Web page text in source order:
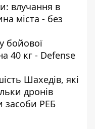
влучання в
міста - без
бойової
40 кг - Defense
Шахедів, які
дронів
засоби РЕБ